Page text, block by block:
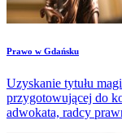
​Prawo w Gdańsku
Uzyskanie tytułu
przygotowującej do
adwokata, radcy